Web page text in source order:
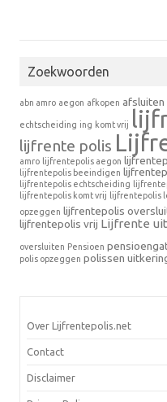
Zoekwoorden
abn amro aegon afkopen afsluiten
echtscheiding ing komt vrij
lijfrente polis
amro lijfrentepolis aegon
lijfrentepolis beeindigen
lijfrentepolis echtscheiding
lijfrentepolis komt vrij lijfrentepolis
opzeggen lijfrentepolis
lijfrentepolis vrij Lijfrente
oversluiten Pensioen
polis opzeggen polissen
Over Lijfrentepolis.net
Contact
Disclaimer